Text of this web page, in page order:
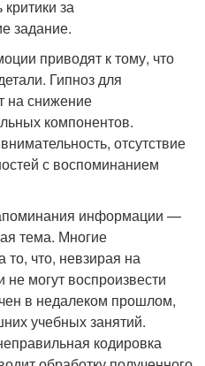
за
задание.
приводят к тому, что
Гипноз для
на снижение
компонентов.
отсутствие
с воспоминанием
информации —
тема. Многие
что, невзирая на
могут воспроизвести
в недалеком прошлом,
учебных занятий.
кодировка